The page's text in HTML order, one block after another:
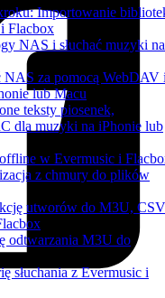
Importowanie
Flacbox
NAS i słuchać muzyki na
NAS za pomocą WebDAV
lub Macu
teksty piosenek,
dla muzyki na iPhonie lub
w Evermusic i
z chmury do plików
utworów do M3U,
odtwarzania M3U do
słuchania z Evermusic i